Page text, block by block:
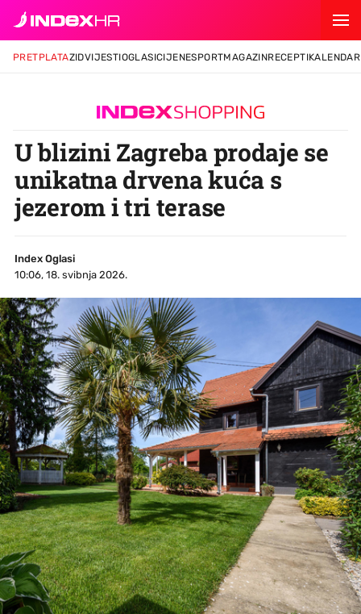
PRETPLATAZIDVIJESTIOGLASICIJENESPORTMAGAZINRECEPTIKALENDAR
U blizini Zagreba prodaje se
unikatna drvena kuća s
jezerom i tri terase
Index Oglasi
10:06, 18. svibnja 2026.